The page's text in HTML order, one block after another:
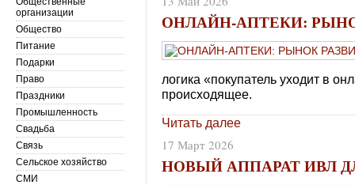
ОНЛАЙН-АПТЕКИ:
логика «покупатель уходит в
происходящее.
Читать далее
17 Март 2026
НОВЫЙ АППАРАТ ИВЛ
организации
Общество
Питание
Подарки
Право
Праздники
Промышленность
Свадьба
Связь
Сельское хозяйство
СМИ